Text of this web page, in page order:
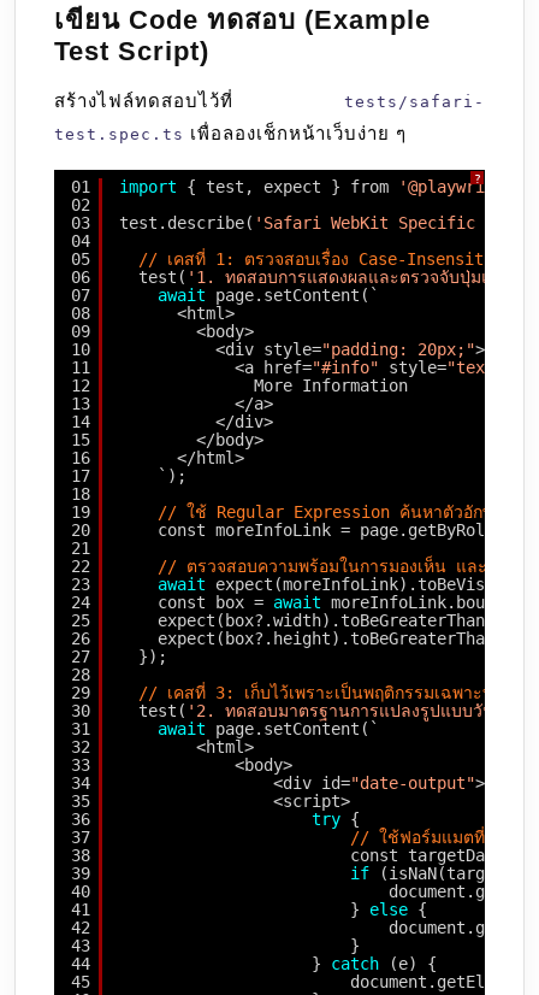
เขียน Code ทดสอบ (Example
Test Script)
สร้างไฟล์ทดสอบไว้ที่ tests/safari-
test.spec.ts เพื่อลองเช็กหน้าเว็บง่าย ๆ
?
01
02
03
04
05
06
07
08
09
10
11
12
13
14
15
16
17
18
19
20
21
22
23
24
25
26
27
28
29
30
31
32
33
34
35
36
37
38
39
40
41
42
43
44
45
import { test, expect } from
'@playwright/
test.describe( 'Safari WebKit Specific
// เคสที่ 1: ตรวจสอบเรื่อง Case-Insensitive แล
test( '1. ทดสอบการแสดงผลและตรวจจับปุ่มแบ
await
page.setContent(`
<html>
<body>
<div style="padding: 20px;">
<a href="#info" style="text-
More Information
</a>
</div>
</body>
</html>
`);
// ใช้ Regular Expression ค้นหาตัวอักษรโดย
const moreInfoLink = page.getByRole(
// ตรวจสอบความพร้อมในการมองเห็น และขนาดก
await
const box = await
expect(box?.width).toBeGreaterThan(0);
expect(box?.height).toBeGreaterThan(0);
});
// เคสที่ 3: เก็บไว้เพราะเป็นพฤติกรรมเฉพาะทางข
test( '2. ทดสอบมาตรฐานการแปลงรูปแบบวันที่
await
page.setContent(`
<html>
<body>
<div id="date-output"></
<script>
try {
// ใช้ฟอร์มแมตที่ปลอดภั
const targetDate =
if
} else {
}
} catch
(e) {